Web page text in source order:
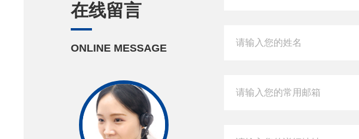
在线留言
ONLINE MESSAGE